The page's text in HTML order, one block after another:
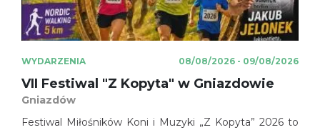
WYDARZENIA 08/08/2026 - 09/08/2026
VII Festiwal "Z Kopyta" w Gniazdowie
Gniazdów
Festiwal Miłośników Koni i Muzyki „Z Kopyta” 2026 to